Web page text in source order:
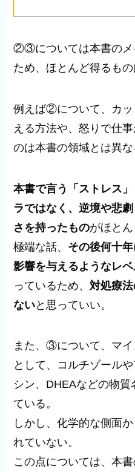
②③については本書のメ
ため、ほとんど得るもの
例えば②について、カ
える方法や、怒りで仕
のは本書の領域とは異な
本書で言う「ストレス
ラではなく、逆境や悲
さを持ったものがほとん
極端な話、 その後何十
影響を与えるようなレ
っているため、対処療
ないと思っていい。
また、③について、マ
として、コルチゾール
シン、DHEAなどの物
ている。
しかし、化学的な側面
れていない。
この点については、本